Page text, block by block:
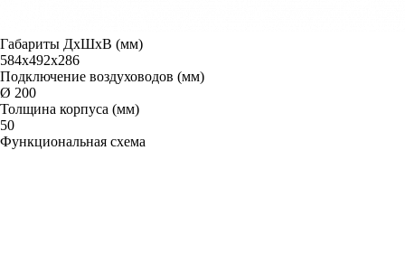
Габариты ДxШxВ (мм)
584х492х286
Подключение воздуховодов (мм)
Ø 200
Толщина корпуса (мм)
50
Функциональная схема